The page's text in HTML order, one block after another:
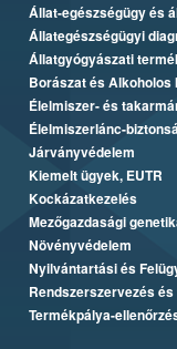
Állat-egészségügy és
Állategészségügyi
Állatgyógyászati
Borászat és Alkoholos
Élelmiszer- és
Élelmiszerlánc-
Járványvédelem
Kiemelt ügyek, EUTR
Kockázatkezelés
Mezőgazdasági
Növényvédelem
Nyilvántartási és
Rendszerszervezés
Termékpálya-